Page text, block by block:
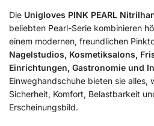
Die Unigloves PINK PEARL
beliebten Pearl-Serie kombinieren
einem modernen, freundlichen
Nagelstudios, Kosmetiksalons,
Einrichtungen, Gastronomie und
Einweghandschuhe bieten sie alles,
Sicherheit, Komfort, Belastbarkeit
Erscheinungsbild.